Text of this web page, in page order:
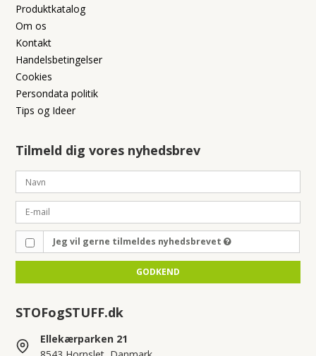
Produktkatalog
Om os
Kontakt
Handelsbetingelser
Cookies
Persondata politik
Tips og Ideer
Tilmeld dig vores nyhedsbrev
Jeg vil gerne tilmeldes nyhedsbrevet
GODKEND
STOFogSTUFF.dk
Ellekærparken 21